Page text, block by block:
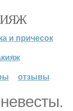
и причесок
отзывы